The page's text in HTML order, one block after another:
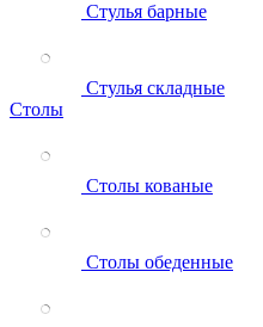
Стулья барные
Стулья складные
Столы
Столы кованые
Столы обеденные